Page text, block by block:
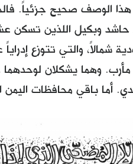
هذا الوصف صحيح جزئياً.
وبكيل اللذين تسكن
شمالاً، والتي تتوزع
أما باقي محافظات اليمن